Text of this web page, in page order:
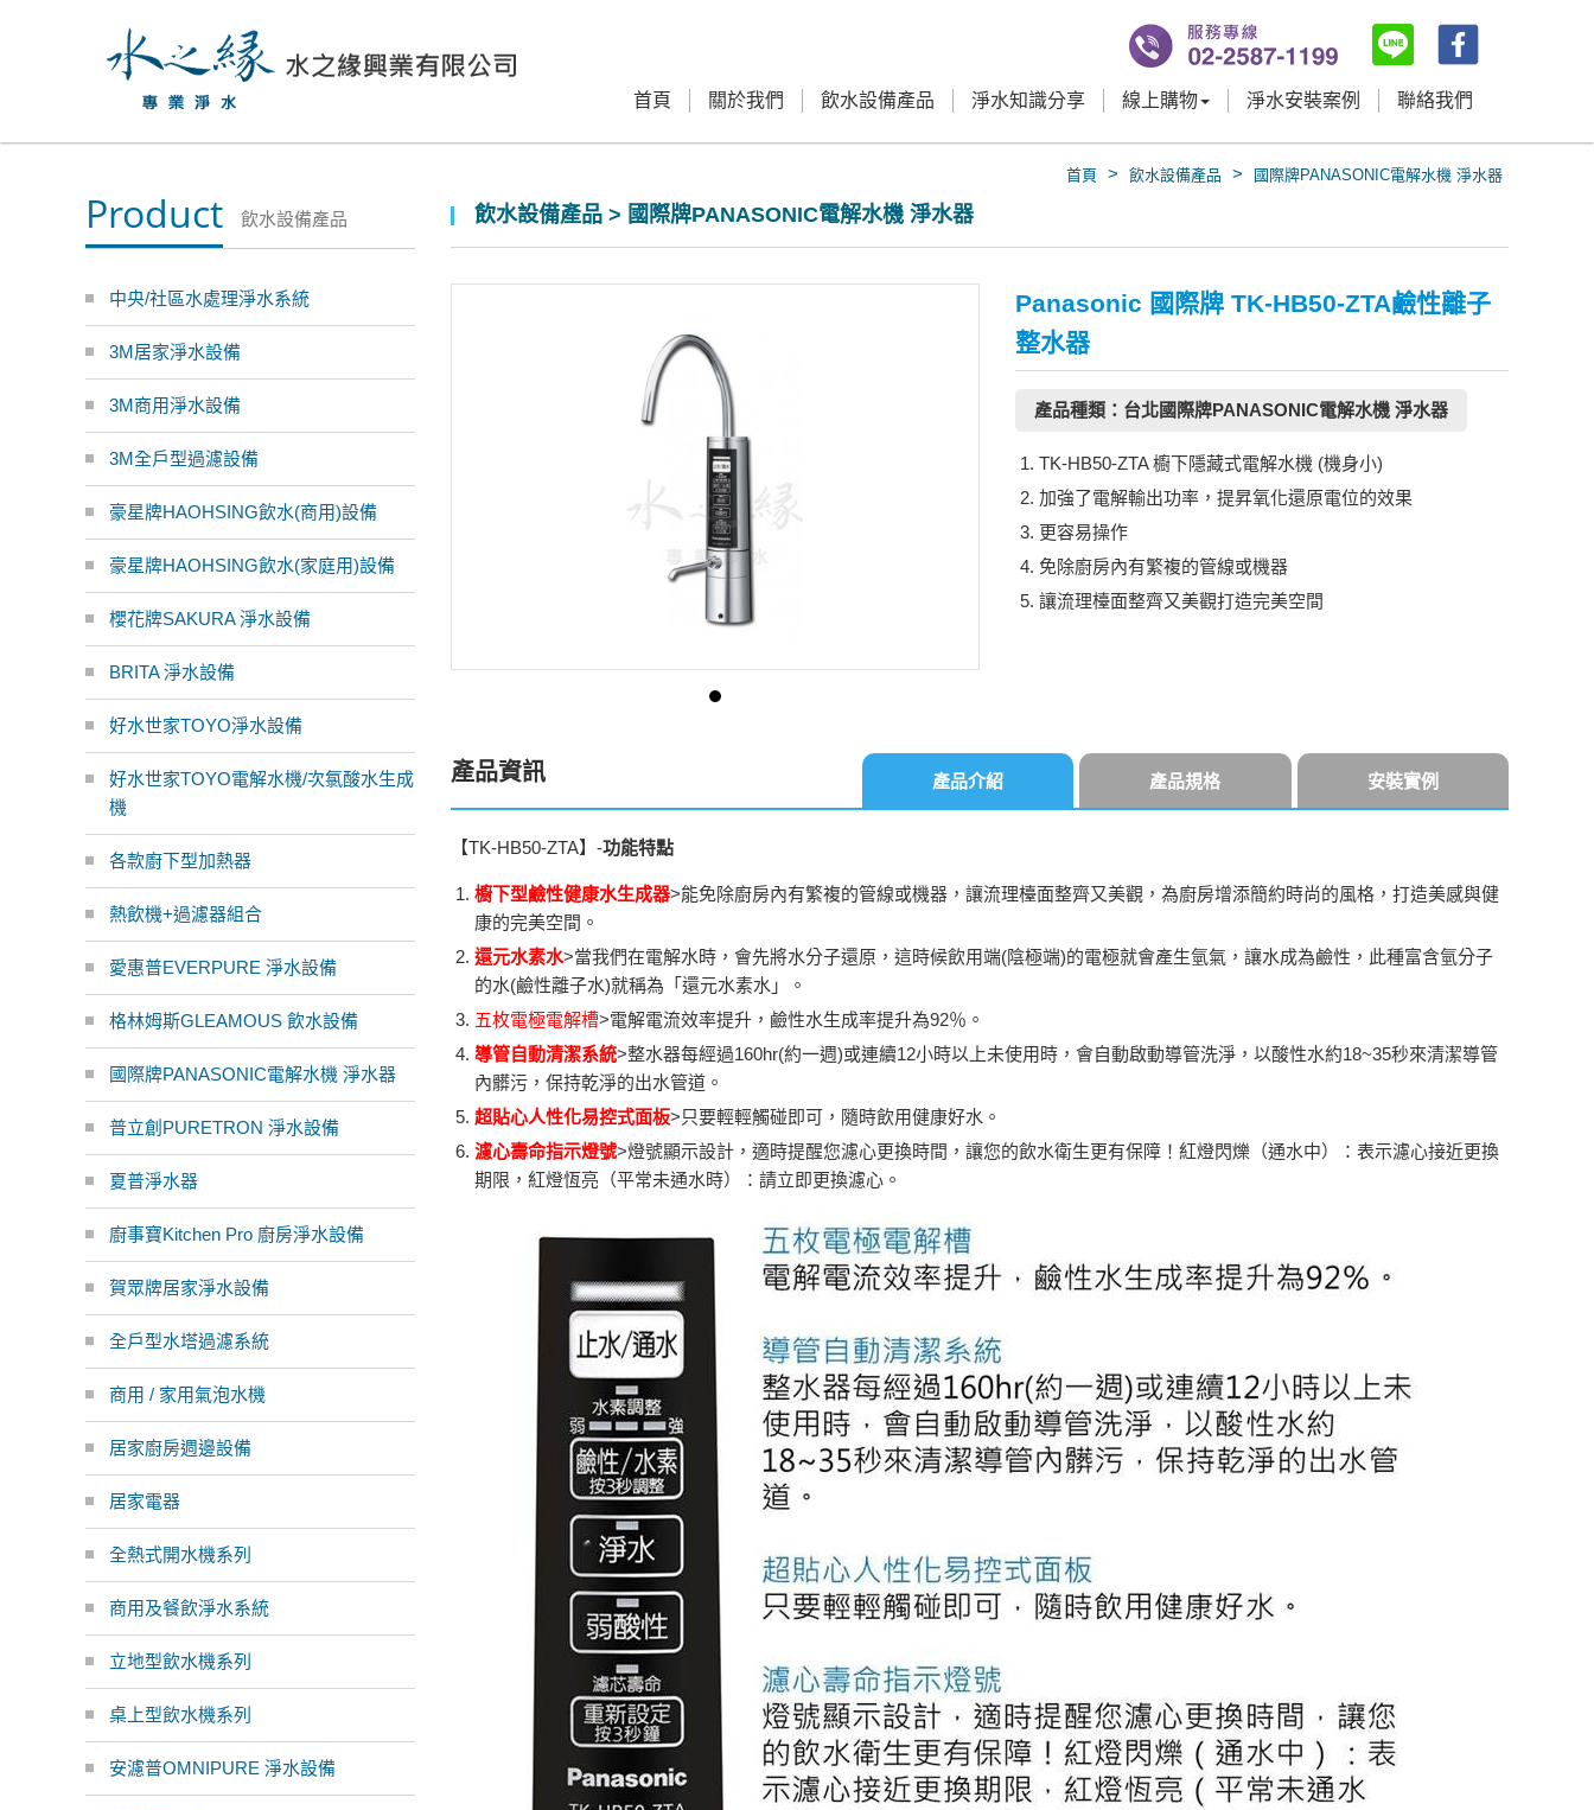
首頁 關於我們 飲水設備產品 淨水知識分享 線上購物 淨水安裝案例 聯絡我們
首頁 > 飲水設備產品 > 國際牌PANASONIC電解水機 淨水器
飲水設備產品 > 國際牌PANASONIC電解水機 淨水器
Panasonic 國際牌 TK-HB50-ZTA鹼性離子
整水器
產品種類：台北國際牌PANASONIC電解水機 淨水器
TK-HB50-ZTA 櫥下隱藏式電解水機 (機身小)
加強了電解輸出功率，提昇氧化還原電位的效果
更容易操作
免除廚房內有繁複的管線或機器
讓流理檯面整齊又美觀打造完美空間
產品資訊 產品介紹 產品規格 安裝實例
【TK-HB50-ZTA】-功能特點
櫥下型鹼性健康水生成器>能免除廚房內有繁複的管線或機器，讓流理檯面整齊又美觀，為廚房增添簡約時尚的風格，打造美感與健
康的完美空間。
還元水素水>當我們在電解水時，會先將水分子還原，這時候飲用端(陰極端)的電極就會產生氫氣，讓水成為鹼性，此種富含氫分子
的水(鹼性離子水)就稱為「還元水素水」。
五枚電極電解槽>電解電流效率提升，鹼性水生成率提升為92％。
導管自動清潔系統>整水器每經過160hr(約一週)或連續12小時以上未使用時，會自動啟動導管洗淨，以酸性水約18~35秒來清潔導管
內髒污，保持乾淨的出水管道。
超貼心人性化易控式面板>只要輕輕觸碰即可，隨時飲用健康好水。
濾心壽命指示燈號>燈號顯示設計，適時提醒您濾心更換時間，讓您的飲水衛生更有保障！紅燈閃爍（通水中）：表示濾心接近更換
期限，紅燈恆亮（平常未通水時）：請立即更換濾心。
Product 飲水設備產品
中央/社區水處理淨水系統
3M居家淨水設備
3M商用淨水設備
3M全戶型過濾設備
豪星牌HAOHSING飲水(商用)設備
豪星牌HAOHSING飲水(家庭用)設備
櫻花牌SAKURA 淨水設備
BRITA 淨水設備
好水世家TOYO淨水設備
好水世家TOYO電解水機/次氯酸水生成
機
各款廚下型加熱器
熱飲機+過濾器組合
愛惠普EVERPURE 淨水設備
格林姆斯GLEAMOUS 飲水設備
國際牌PANASONIC電解水機 淨水器
普立創PURETRON 淨水設備
夏普淨水器
廚事寶Kitchen Pro 廚房淨水設備
賀眾牌居家淨水設備
全戶型水塔過濾系統
商用 / 家用氣泡水機
居家廚房週邊設備
居家電器
全熱式開水機系列
商用及餐飲淨水系統
立地型飲水機系列
桌上型飲水機系列
安濾普OMNIPURE 淨水設備